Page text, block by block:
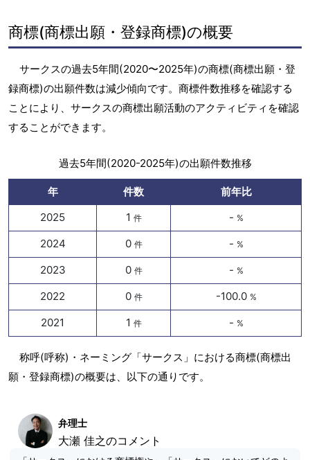
商標(商標出願・登録商標)の概要
サークスの過去5年間(2020〜2025年)の商標(商標出願・登
録商標)の出願件数は減少傾向です。商標件数推移を確認する
ことにより、サークスの商標出願活動のアクティビティを確認
することができます。
過去5年間(2020-2025年)の出願件数推移
年 件数
前年比
2025
1 件 - %
2024 0 件 - %
2023 0 件 - %
2022 0 件 -100.0 %
2021 1 件 - %
称呼(呼称)・ネーミング「サークス」における商標(商標出
願・登録商標)の概要は、以下の通りです。
弁理士
大瀬 佳之のコメント